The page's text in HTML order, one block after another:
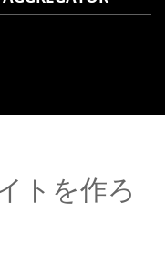
トを作ろ